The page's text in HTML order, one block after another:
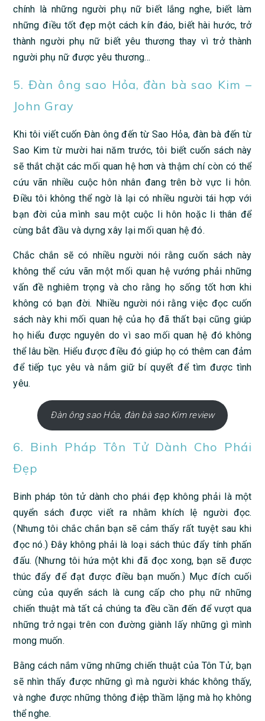
chính là những người phụ nữ biết lắng nghe, biết làm
những điều tốt đẹp một cách kín đáo, biết hài hước, trở
thành người phụ nữ biết yêu thương thay vì trở thành
người phụ nữ được yêu thương…
5. Đàn ông sao Hỏa, đàn bà sao Kim –
John Gray
Khi tôi viết cuốn Đàn ông đến từ Sao Hỏa, đàn bà đến từ
Sao Kim từ mười hai năm trước, tôi biết cuốn sách này
sẽ thắt chặt các mối quan hệ hơn và thậm chí còn có thể
cứu vãn nhiều cuộc hôn nhân đang trên bờ vực li hôn.
Điều tôi không thể ngờ là lại có nhiều người tái hợp với
bạn đời của mình sau một cuộc li hôn hoặc li thân để
cùng bắt đầu và dựng xây lại mối quan hệ đó.
Chắc chắn sẽ có nhiều người nói rằng cuốn sách này
không thể cứu vãn một mối quan hệ vướng phải những
vấn đề nghiêm trọng và cho rằng họ sống tốt hơn khi
không có bạn đời. Nhiều người nói rằng việc đọc cuốn
sách này khi mối quan hệ của họ đã thất bại cũng giúp
họ hiểu được nguyên do vì sao mối quan hệ đó không
thể lâu bền. Hiểu được điều đó giúp họ có thêm can đảm
để tiếp tục yêu và nắm giữ bí quyết để tìm được tình
yêu.
Đàn ông sao Hỏa, đàn bà sao Kim review
6. Binh Pháp Tôn Tử Dành Cho Phái
Đẹp
Binh pháp tôn tử dành cho phái đẹp không phải là một
quyển sách được viết ra nhằm khích lệ người đọc.
(Nhưng tôi chắc chắn bạn sẽ cảm thấy rất tuyệt sau khi
đọc nó.) Đây không phải là loại sách thúc đẩy tính phấn
đấu. (Nhưng tôi hứa một khi đã đọc xong, bạn sẽ được
thúc đẩy để đạt được điều bạn muốn.) Mục đích cuối
cùng của quyển sách là cung cấp cho phụ nữ những
chiến thuật mà tất cả chúng ta đều cần đến để vượt qua
những trở ngại trên con đường giành lấy những gì mình
mong muốn.
Bằng cách nắm vững những chiến thuật của Tôn Tử, bạn
sẽ nhìn thấy được những gì mà người khác không thấy,
và nghe được những thông điệp thầm lặng mà họ không
thể nghe.